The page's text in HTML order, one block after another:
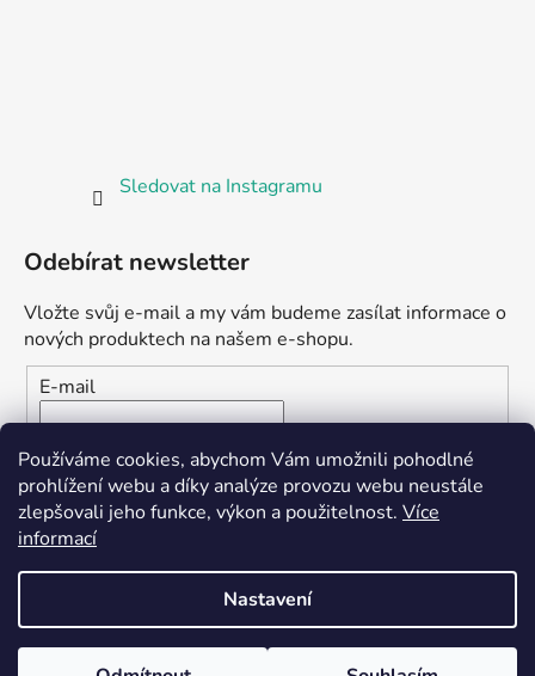
Používáme cookies, abychom Vám umožnili pohodlné
prohlížení webu a díky analýze provozu webu neustále
zlepšovali jeho funkce, výkon a použitelnost. Více
informací
Nastavení
Sledovat na Instagramu
Odebírat newsletter
Vložte svůj e-mail a my vám budeme zasílat informace o
nových produktech na našem e-shopu.
E-mail
Vložením e-mailu souhlasíte s
podmínkami ochrany
osobních údajů
PŘIHLÁSIT SE
Vytvořil Shoptet